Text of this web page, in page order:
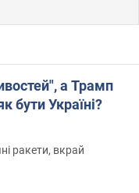
а Трамп
бути Україні?
ракети, вкрай